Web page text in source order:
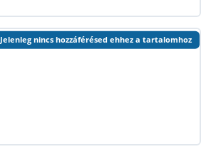
Jelenleg nincs hozzáférésed ehhez a tartalomhoz